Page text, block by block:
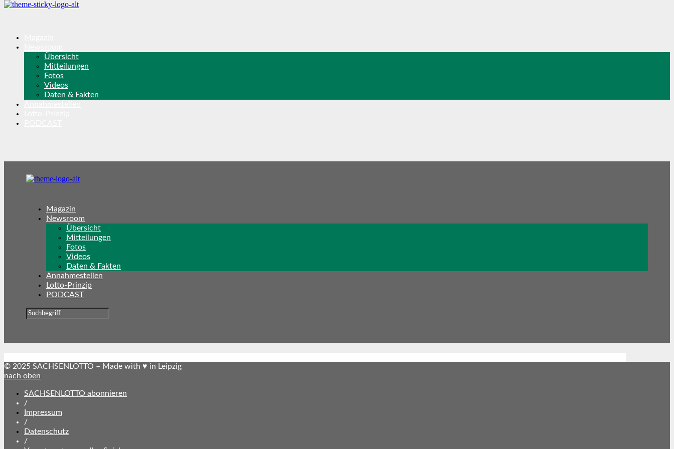
Übersicht
Mitteilungen
Fotos
Videos
Daten & Fakten
Magazin
Newsroom
Übersicht
Mitteilungen
Fotos
Videos
Daten & Fakten
Annahmestellen
Lotto-Prinzip
PODCAST
© 2025 SACHSENLOTTO – Made with ♥ in Leipzig
nach oben
SACHSENLOTTO abonnieren
/
Impressum
/
Datenschutz
/